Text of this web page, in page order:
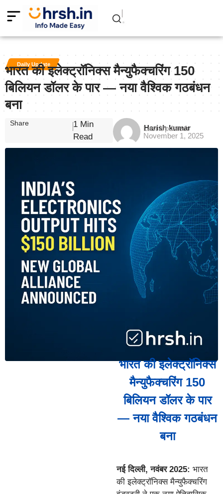
Daily Update
भारत की इलेक्ट्रॉनिक्स मैन्युफैक्चरिंग 150
बिलियन डॉलर के पार — नया वैश्विक गठबंधन
बना
Harish kumar
Last Updated:
November 1, 2025
Share
1 Min
Read
भारत की इलेक्ट्रॉनिक्स
मैन्युफैक्चरिंग 150
बिलियन डॉलर के पार
— नया वैश्विक गठबंधन
बना
नई दिल्ली, नवंबर 2025: भारत
की इलेक्ट्रॉनिक्स मैन्युफैक्चरिंग